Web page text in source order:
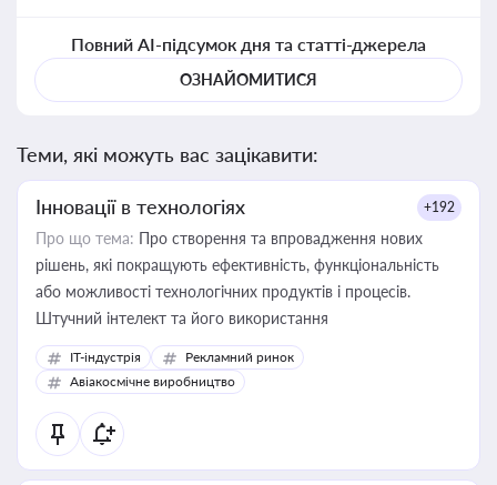
Повний AI-підсумок дня та статті-джерела
ОЗНАЙОМИТИСЯ
Теми, які можуть вас зацікавити:
Інновації в технологіях +192
Про що тема: Про створення та впровадження нових
рішень, які покращують ефективність, функціональність
або можливості технологічних продуктів і процесів.
Штучний інтелект та його використання
IT-індустрія
Рекламний ринок
Авіакосмічне виробництво